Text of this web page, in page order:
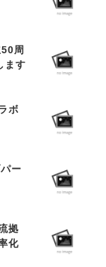
周
ます
ボ
ー
拠
化